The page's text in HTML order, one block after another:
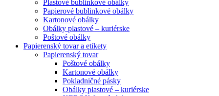
Plastové bublinkové obálky
Papierové bublinkové obálky
Kartonové obálky
Obálky plastové – kuriérske
Poštové obálky
Papierenský tovar a etikety
Papierenský tovar
Poštové obálky
Kartonové obálky
Pokladničné pásky
Obálky plastové – kuriérske